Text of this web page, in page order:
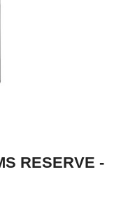
RESERVE -